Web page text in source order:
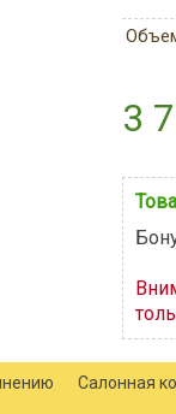
3
Салонная